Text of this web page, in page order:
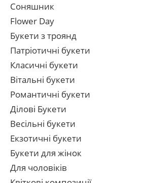
Соняшник
Flower Day
Букети з троянд
Патріотичні букети
Класичні букети
Вітальні букети
Романтичні букети
Ділові Букети
Весільні букети
Екзотичні букети
Букети для жінок
Для чоловіків